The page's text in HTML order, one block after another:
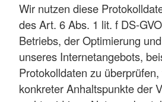
Wir nutzen diese
des Art. 6 Abs. 1 lit. f DS-
Betriebs, der Optimierung
unseres Internetangebots,
Protokolldaten zu
konkreter Anhaltspunkte der